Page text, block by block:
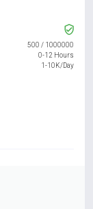
500 / 1000000
0-12 Hours
1-10K/Day